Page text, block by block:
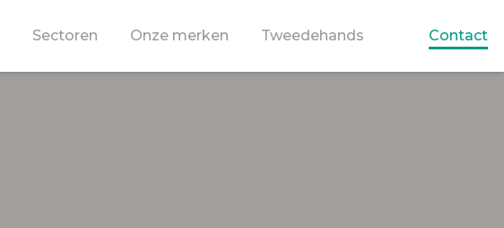
Sectoren Onze merken Tweedehands Contact